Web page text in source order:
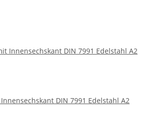
DIN 7991 Edelstahl A2